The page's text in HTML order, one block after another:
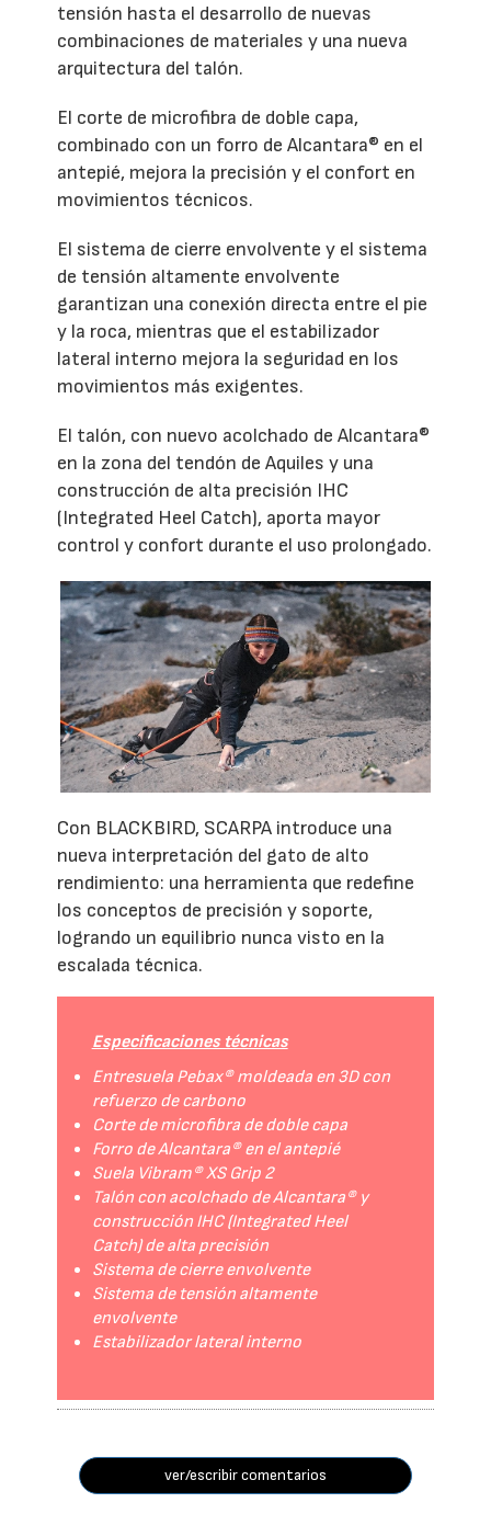
tensión hasta el desarrollo de nuevas
combinaciones de materiales y una nueva
arquitectura del talón.
El corte de microfibra de doble capa,
combinado con un forro de Alcantara® en el
antepié, mejora la precisión y el confort en
movimientos técnicos.
El sistema de cierre envolvente y el sistema
de tensión altamente envolvente
garantizan una conexión directa entre el pie
y la roca, mientras que el estabilizador
lateral interno mejora la seguridad en los
movimientos más exigentes.
El talón, con nuevo acolchado de Alcantara®
en la zona del tendón de Aquiles y una
construcción de alta precisión IHC
(Integrated Heel Catch), aporta mayor
control y confort durante el uso prolongado.
Con BLACKBIRD, SCARPA introduce una
nueva interpretación del gato de alto
rendimiento: una herramienta que redefine
los conceptos de precisión y soporte,
logrando un equilibrio nunca visto en la
escalada técnica.
Especificaciones técnicas
Entresuela Pebax® moldeada en 3D con
refuerzo de carbono
Corte de microfibra de doble capa
Forro de Alcantara® en el antepié
Suela Vibram® XS Grip 2
Talón con acolchado de Alcantara® y
construcción IHC (Integrated Heel
Catch) de alta precisión
Sistema de cierre envolvente
Sistema de tensión altamente
envolvente
Estabilizador lateral interno
ver/escribir comentarios